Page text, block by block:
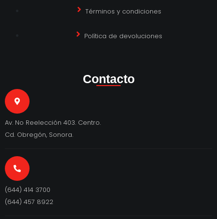
Términos y condiciones
Política de devoluciones
Contacto
Av. No Reelección 403. Centro.
Cd. Obregón, Sonora.
(644) 414 3700
(644) 457 8922